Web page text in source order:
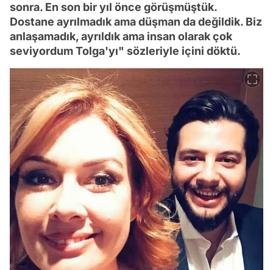
sonra. En son bir yıl önce görüşmüştük.
Dostane ayrılmadık ama düşman da değildik. Biz
anlaşamadık, ayrıldık ama insan olarak çok
seviyordum Tolga'yı" sözleriyle içini döktü.